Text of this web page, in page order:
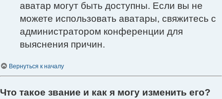
аватар могут быть доступны. Если вы не
можете использовать аватары, свяжитесь с
администратором конференции для
выяснения причин.
Вернуться к началу
Что такое звание и как я могу изменить его?